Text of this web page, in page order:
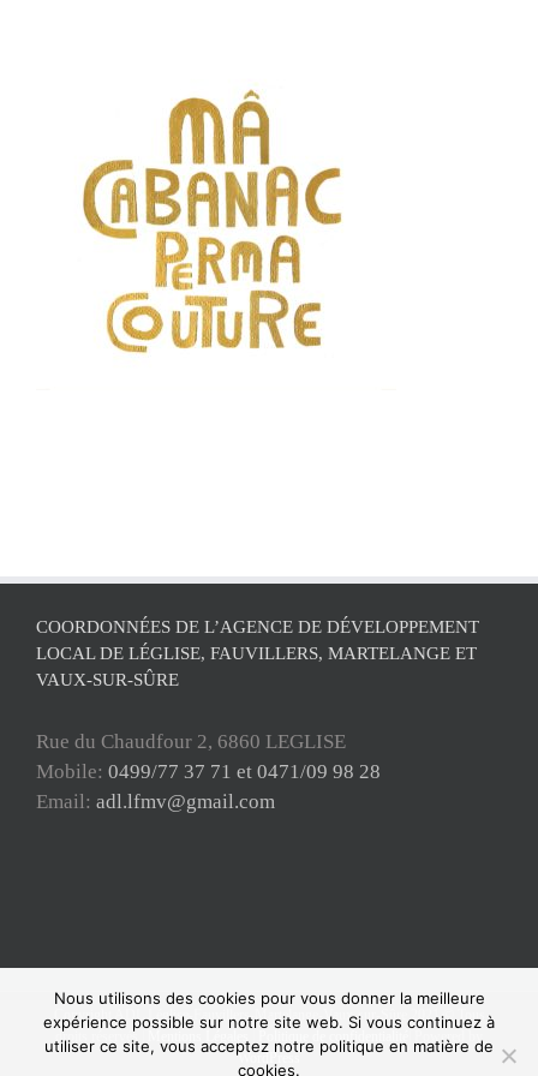
COORDONNÉES DE L’AGENCE DE DÉVELOPPEMENT
LOCAL DE LÉGLISE, FAUVILLERS, MARTELANGE ET
VAUX-SUR-SÛRE
Rue du Chaudfour 2, 6860 LEGLISE
Mobile: 0499/77 37 71 et 0471/09 98 28
Email: adl.lfmv@gmail.com
Copyright ADL Léglise-Fauvillers-Martelange-Vaux-sur-Sûre 2021 © Tous
droits réservés |
| Powered by
WordPress
Nous utilisons des cookies pour vous donner la meilleure
expérience possible sur notre site web. Si vous continuez à
utiliser ce site, vous acceptez notre politique en matière de
cookies.